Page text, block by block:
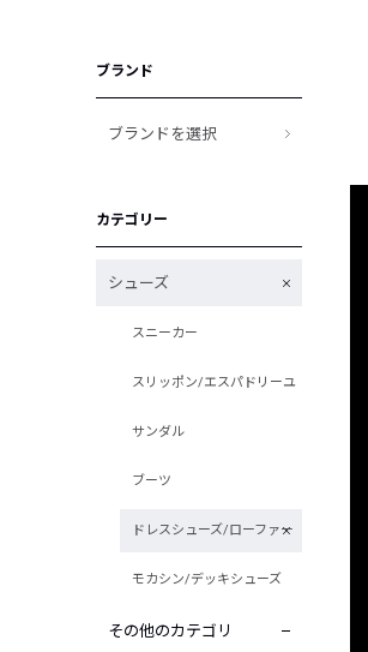
ブランド
ブランドを選択
カテゴリー
シューズ
スニーカー
スリッポン/エスパドリーユ
サンダル
ブーツ
ドレスシューズ/ローファー
モカシン/デッキシューズ
その他のカテゴリ
限定